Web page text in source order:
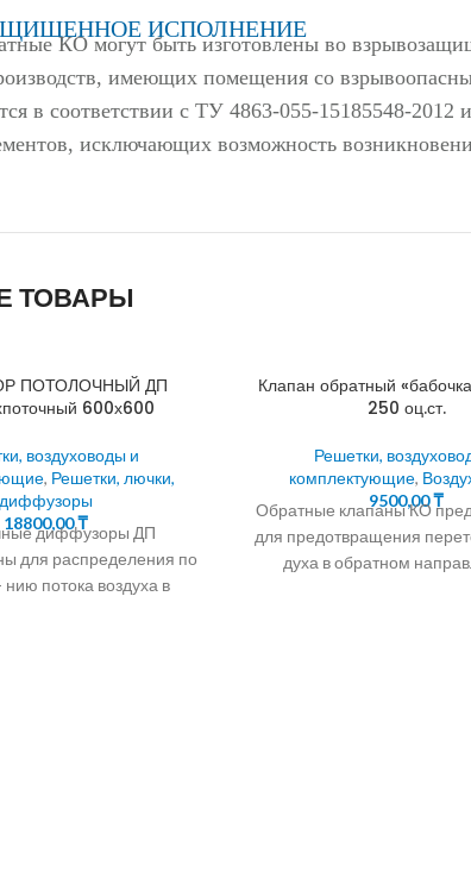
ИСПОЛНЕНИЕ
КО могут быть изготовлены во
имеющих помещения со
в соответствии с ТУ 4863-055-15185548-
исключающих возможность
ТОВАРЫ
ПОТОЛОЧНЫЙ ДП
600х600
воздуховоды и
, Решетки, лючки,
диффузоры
18800,00₸
диффузоры ДП
для распределения по
потока воздуха в
Клапан обратный
250 оц.ст.
Решетки,
комплектующие,
9500,00₸
Обратные клапаны КО
для предотвращения
духа в обратном